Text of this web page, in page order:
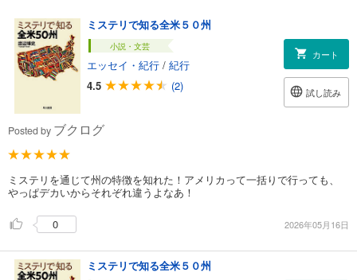
ミステリで知る全米５０州
小説・文芸
エッセイ・紀行 / 紀行
4.5
(2)
カート
試し読み
Posted by ブクログ
ミステリを通じて州の特徴を知れた！アメリカって一括りで行っても、
やっぱデカいからそれぞれ違うよなあ！
0 2026年05月16日
ミステリで知る全米５０州